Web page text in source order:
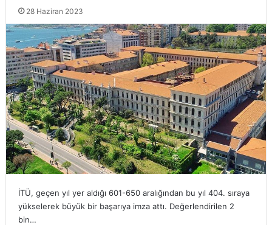
28 Haziran 2023
İTÜ, geçen yıl yer aldığı 601-650 aralığından bu yıl 404. sıraya
yükselerek büyük bir başarıya imza attı. Değerlendirilen 2
bin…